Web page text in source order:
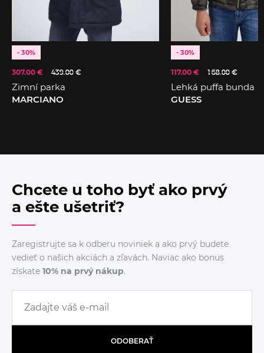
- 30%
307.00 € 439.00 €
Zimní parka
MARCIANO
- 30%
117.00 € 168.00 €
Lehká puffa bunda
GUESS
Chcete u toho byť ako prvý
a ešte ušetriť?
Zaregistrujte sa k odberu noviniek a ako prvý budete
vedieť o našich akciách a zľavách. Naviac ako bonus
získate 10% na prvý nákup.
ODOBERAŤ